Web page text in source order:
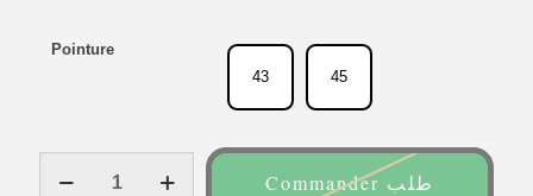
initial
était :
Pointure
43
45
Commander طلب